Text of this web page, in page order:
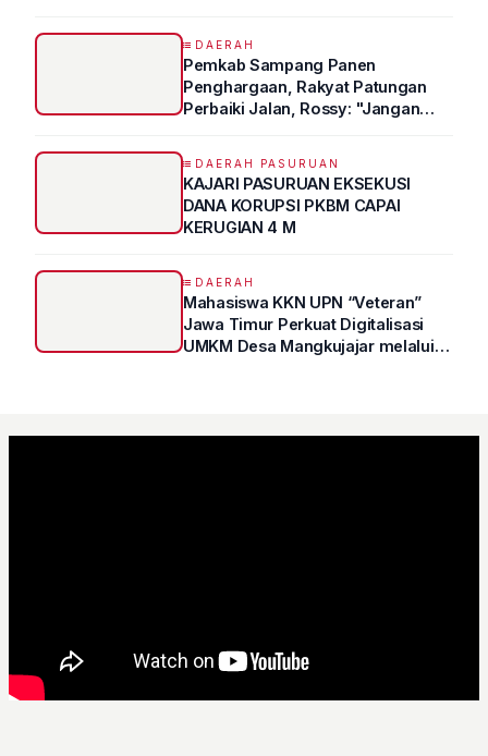
DAERAH
Pemkab Sampang Panen
Penghargaan, Rakyat Patungan
Perbaiki Jalan, Rossy: "Jangan
DAERAH PASURUAN
KAJARI PASURUAN EKSEKUSI
DANA KORUPSI PKBM CAPAI
KERUGIAN 4 M
DAERAH
Mahasiswa KKN UPN “Veteran”
Jawa Timur Perkuat Digitalisasi
UMKM Desa Mangkujajar melalui